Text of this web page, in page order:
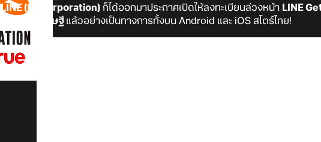
LINE (LY Corporation) ก็ได้ออกมาประกาศเปิดให้ลงทะเบียนล่วงหน้า LINE
LINE เกมเศรษฐี แล้วอย่างเป็นทางการทั้งบน Android และ iOS สโตร์ไทย!